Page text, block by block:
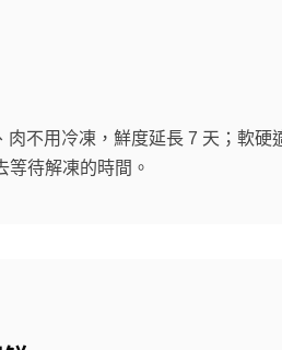
肉不用冷凍，鮮度延長 7 天；軟硬
等待解凍的時間。